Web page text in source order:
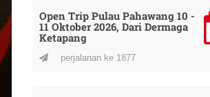
Open Trip Pulau Pahawang 10 -
11 Oktober 2026, Dari Dermaga
Ketapang
perjalanan ke 1877